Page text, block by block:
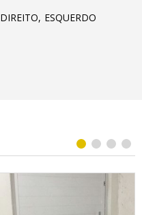
DIREITO, ESQUERDO